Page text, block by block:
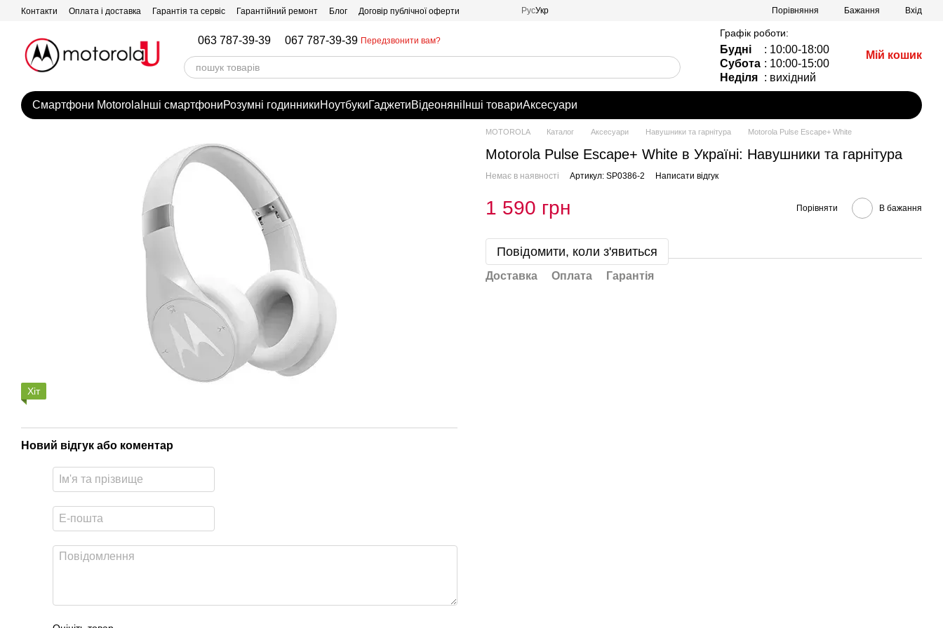
Перейти до основного контенту
Контакти Оплата і доставка Гарантія та сервіс Гарантійний ремонт Блог Договір публічної оферти РусУкр Порівняння Бажання Вхід
063 787-39-39 067 787-39-39 Передзвонити вам?
Графік роботи:
Будні
: 10:00-18:00
Субота : 10:00-15:00
Неділя : вихідний
Мій кошик
Смартфони Motorola Інші смартфониРозумні годинникиНоутбукиГаджетиВідеоняні Інші товариАксесуари
Хіт
Новий відгук або коментар
MOTOROLA Каталог Аксесуари Навушники та гарнітура Motorola Pulse Escape+ White
Motorola Pulse Escape+ White в Україні: Навушники та гарнітура
Немає в наявності Артикул: SP0386-2 Написати відгук
1 590 грн Порівняти В бажання
Повідомити, коли з'явиться
Доставка Оплата Гарантія